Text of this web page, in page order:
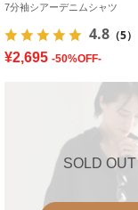
7分袖シアーデニムシャツ
4.8 （5）
¥2,695 -50%OFF-
SOLD OUT